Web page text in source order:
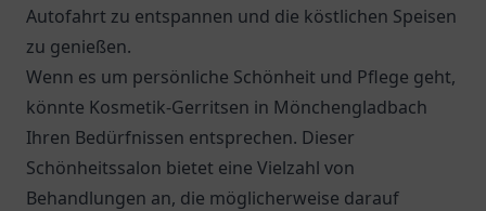
Autofahrt zu entspannen und die köstlichen Speisen
zu genießen.
Wenn es um persönliche Schönheit und Pflege geht,
könnte Kosmetik-Gerritsen in Mönchengladbach
Ihren Bedürfnissen entsprechen. Dieser
Schönheitssalon bietet eine Vielzahl von
Behandlungen an, die möglicherweise darauf